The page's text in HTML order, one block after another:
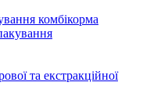
комбікорма
та екстракційної